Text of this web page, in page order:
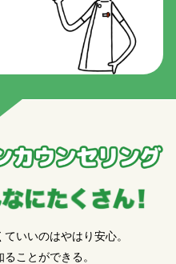
いいのはやはり安心。
ことができる。